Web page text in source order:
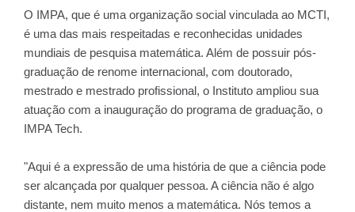
O IMPA, que é uma organização social vinculada ao MCTI,
é uma das mais respeitadas e reconhecidas unidades
mundiais de pesquisa matemática. Além de possuir pós-
graduação de renome internacional, com doutorado,
mestrado e mestrado profissional, o Instituto ampliou sua
atuação com a inauguração do programa de graduação, o
IMPA Tech.
"Aqui é a expressão de uma história de que a ciência pode
ser alcançada por qualquer pessoa. A ciência não é algo
distante, nem muito menos a matemática. Nós temos a